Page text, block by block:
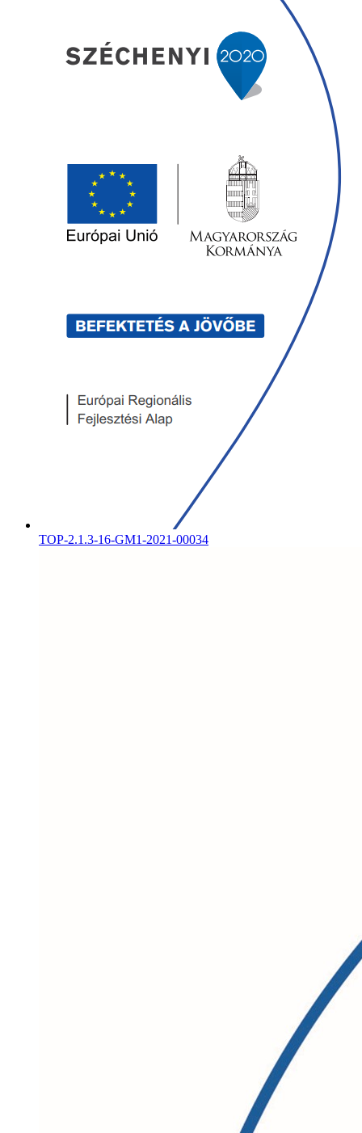
TOP-2.1.3-16-GM1-2021-00034